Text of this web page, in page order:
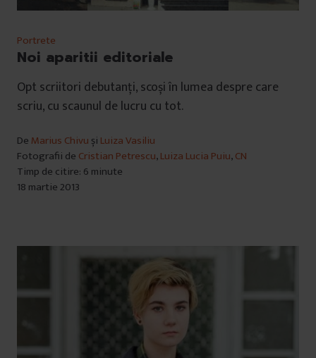
Portrete
Noi aparitii editoriale
Opt scriitori debutanți, scoși în lumea despre care
scriu, cu scaunul de lucru cu tot.
De Marius Chivu și Luiza Vasiliu
Fotografii de Cristian Petrescu,Luiza Lucia Puiu,CN
Timp de citire: 6 minute
18 martie 2013